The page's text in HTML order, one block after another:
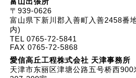
〒939-0626
富山県下新川郡入善町入善2458番
内)
TEL 0765-72-5841
FAX 0765-72-5868
愛信高丘工程株式会社 天津事務所
天津市东丽区津塘公路五号桥西900